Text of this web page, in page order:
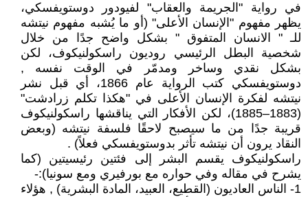
في رواية "الجريمة والعقاب" لفيودور دوستويفسكي،
يظهر مفهوم "الإنسان الأعلى" (أو ما يُشبه مفهوم نيتشه
للـ " الانسان المتفوق " بشكل واضح جدًا من خلال
شخصية البطل الرئيسي روديون راسكولنيكوف، لكن
بشكل نقدي وساخر ومدمّر في الوقت نفسه ,
دوستويفسكي كتب الرواية عام 1866، أي قبل نشر
نيتشه لفكرة الإنسان الأعلى في "هكذا تكلم زرادشت"
(1883–1885)، لكن الأفكار التي يناقشها راسكولنيكوف
قريبة جدًا من ما سيصبح لاحقًا فلسفة نيتشه (وبعض
النقاد يرون أن نيتشه تأثر بدوستويفسكي فعلاً) .
راسكولنيكوف يقسم البشر إلى فئتين رئيسيتين (كما
يشرح في مقاله وفي حواره مع بورفيري ومع سونيا):-
1- الناس العاديون (القطيع، العبيد، المادة البشرية) , هؤلاء